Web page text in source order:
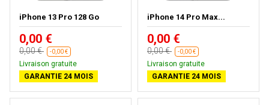
iPhone 13 Pro 128 Go
0,00 €
0,00 € -0,00 €
Livraison gratuite
GARANTIE 24 MOIS
iPhone 14 Pro Max...
0,00 €
0,00 € -0,00 €
Livraison gratuite
GARANTIE 24 MOIS